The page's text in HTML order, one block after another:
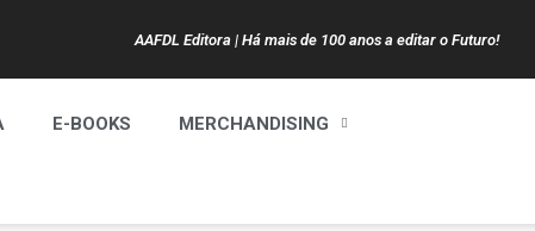
AAFDL Editora | Há mais de 100 anos a editar o Futuro!
E-BOOKS MERCHANDISING